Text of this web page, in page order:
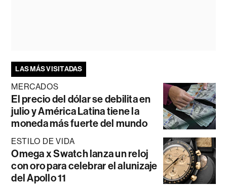
LAS MÁS VISITADAS
MERCADOS
El precio del dólar se debilita en
julio y América Latina tiene la
moneda más fuerte del mundo
ESTILO DE VIDA
Omega x Swatch lanza un reloj
con oro para celebrar el alunizaje
del Apollo 11